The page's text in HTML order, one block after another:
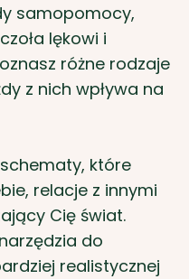
samopomocy,
lękowi i
różne rodzaje
z nich wpływa na
które
relacje z innymi
Cię świat.
do
realistycznej